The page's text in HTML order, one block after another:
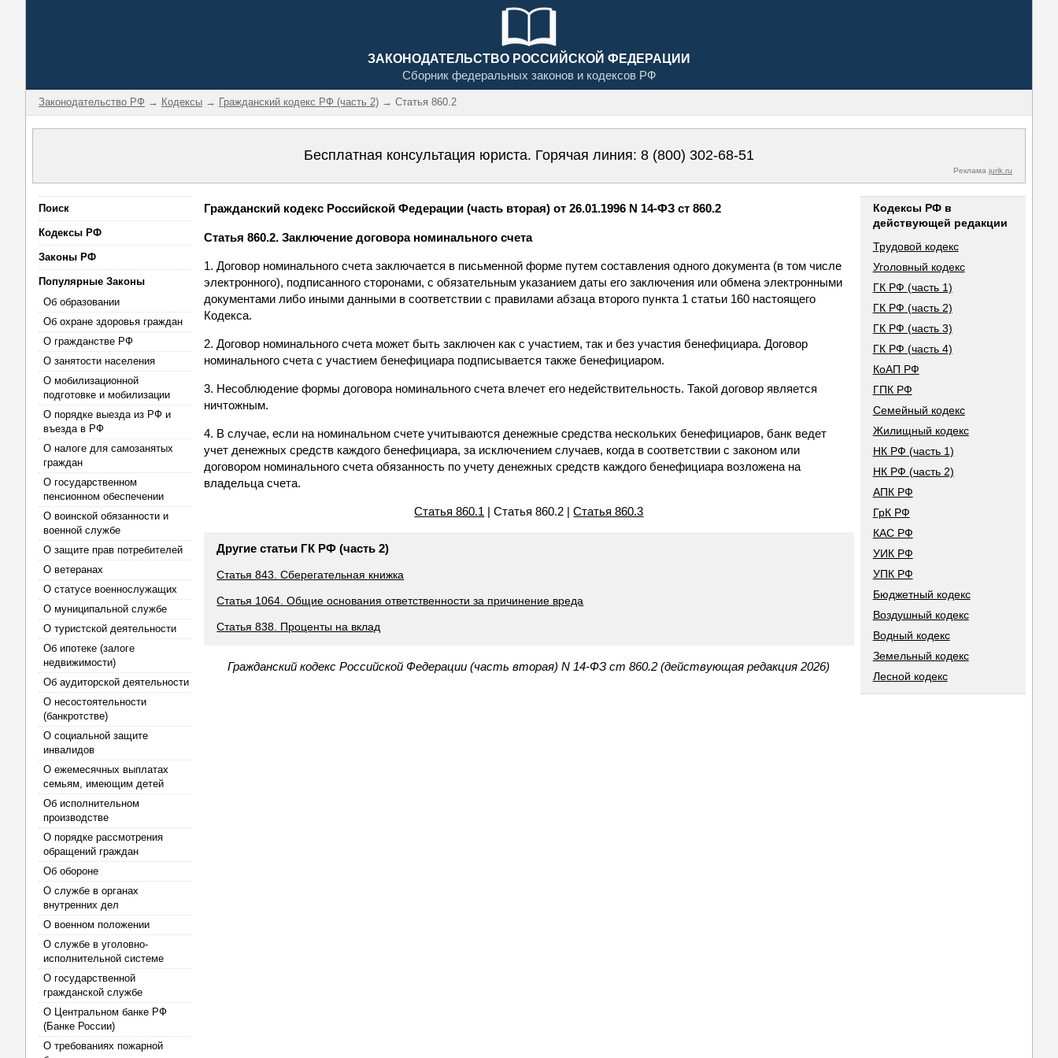
ЗАКОНОДАТЕЛЬСТВО РОССИЙСКОЙ ФЕДЕРАЦИИ
Сборник федеральных законов и кодексов РФ
Законодательство РФ → Кодексы → Гражданский кодекс РФ (часть 2) → Статья 860.2
Бесплатная консультация юриста. Горячая линия: 8 (800) 302-68-51
Реклама jurik.ru
Поиск
Кодексы РФ
Законы РФ
Популярные Законы
Об образовании
Об охране здоровья граждан
О гражданстве РФ
О занятости населения
О мобилизационной
подготовке и мобилизации
О порядке выезда из РФ и
въезда в РФ
О налоге для самозанятых
граждан
О государственном
пенсионном обеспечении
О воинской обязанности и
военной службе
О защите прав потребителей
О ветеранах
О статусе военнослужащих
О муниципальной службе
О туристской деятельности
Об ипотеке (залоге
недвижимости)
Об аудиторской деятельности
О несостоятельности
(банкротстве)
О социальной защите
инвалидов
О ежемесячных выплатах
семьям, имеющим детей
Об исполнительном
производстве
О порядке рассмотрения
обращений граждан
Об обороне
О службе в органах
внутренних дел
О военном положении
О службе в уголовно-
исполнительной системе
О государственной
гражданской службе
О Центральном банке РФ
(Банке России)
О требованиях пожарной
Гражданский кодекс Российской Федерации (часть вторая) от 26.01.1996 N 14-ФЗ ст 860.2
Статья 860.2. Заключение договора номинального счета
1. Договор номинального счета заключается в письменной форме путем составления одного документа (в том числе
электронного), подписанного сторонами, с обязательным указанием даты его заключения или обмена электронными
документами либо иными данными в соответствии с правилами абзаца второго пункта 1 статьи 160 настоящего
Кодекса.
2. Договор номинального счета может быть заключен как с участием, так и без участия бенефициара. Договор
номинального счета с участием бенефициара подписывается также бенефициаром.
3. Несоблюдение формы договора номинального счета влечет его недействительность. Такой договор является
ничтожным.
4. В случае, если на номинальном счете учитываются денежные средства нескольких бенефициаров, банк ведет
учет денежных средств каждого бенефициара, за исключением случаев, когда в соответствии с законом или
договором номинального счета обязанность по учету денежных средств каждого бенефициара возложена на
владельца счета.
Статья 860.1 | Статья 860.2 |Статья 860.3
Другие статьи ГК РФ (часть 2)
Статья 843. Сберегательная книжка
Статья 1064. Общие основания ответственности за причинение вреда
Статья 838. Проценты на вклад
Гражданский кодекс Российской Федерации (часть вторая) N 14-ФЗ ст 860.2 (действующая редакция 2026)
Кодексы РФ в
действующей редакции
Трудовой кодекс
Уголовный кодекс
ГК РФ (часть 1)
ГК РФ (часть 2)
ГК РФ (часть 3)
ГК РФ (часть 4)
КоАП РФ
ГПК РФ
Семейный кодекс
Жилищный кодекс
НК РФ (часть 1)
НК РФ (часть 2)
АПК РФ
ГрК РФ
КАС РФ
УИК РФ
УПК РФ
Бюджетный кодекс
Воздушный кодекс
Водный кодекс
Земельный кодекс
Лесной кодекс